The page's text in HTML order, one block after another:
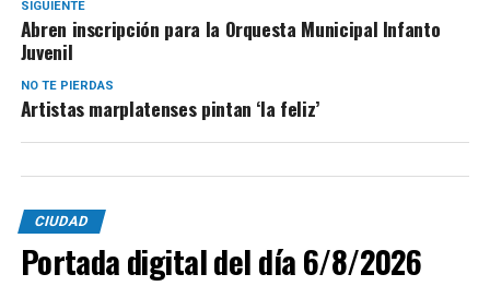
SIGUIENTE
Abren inscripción para la Orquesta Municipal Infanto
Juvenil
NO TE PIERDAS
Artistas marplatenses pintan ‘la feliz’
CIUDAD
Portada digital del día 6/8/2026